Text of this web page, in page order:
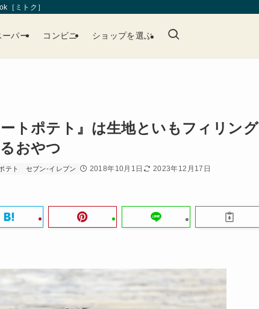
［ミトク］
ーパー コンビニ ショップを選ぶ
トポテト』は生地といもフィリング
おやつ
テト セブン-イレブン 2018年10月1日
2023年12月17日